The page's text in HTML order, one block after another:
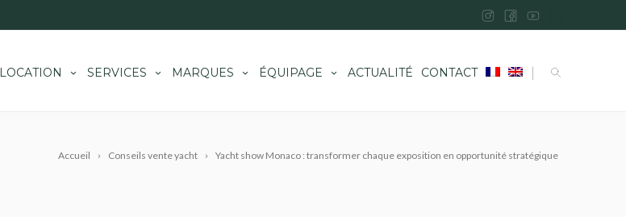
LOCATION SERVICES MARQUES ÉQUIPAGE ACTUALITÉ CONTACT |
Accueil Conseils vente yacht Yacht show Monaco : transformer chaque exposition en opportunité stratégique